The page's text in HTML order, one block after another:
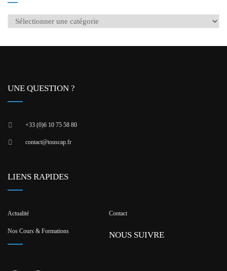
Catégories
lieux
UNE QUESTION ?
+33 (0)6 10 75 58 80
contact@touscap.fr
LIENS RAPIDES
Actualité Contact
Nos Cours & Formations NOUS SUIVRE